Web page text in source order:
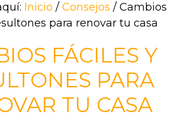
Inicio / Consejos / Cambios
para renovar tu casa
FÁCILES Y
PARA
TU CASA